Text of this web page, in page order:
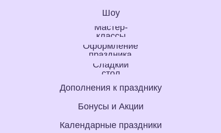
Шоу
Мастер-
классы
Оформление
праздника
Сладкий
стол
Дополнения к празднику
Бонусы и Акции
Календарные праздники